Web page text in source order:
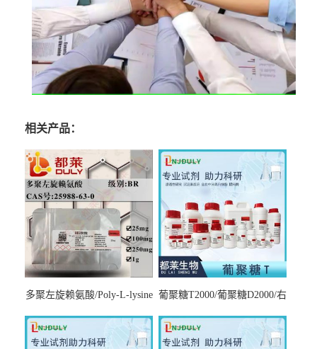
相关产品：
多聚左旋赖氨酸/Poly-L-lysine
7000，分子量7000-15000，分
葡聚糖T2000/葡聚糖D2000/右